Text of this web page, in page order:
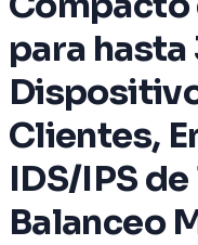
para hasta
Clientes,
IDS/IPS de
Balanceo